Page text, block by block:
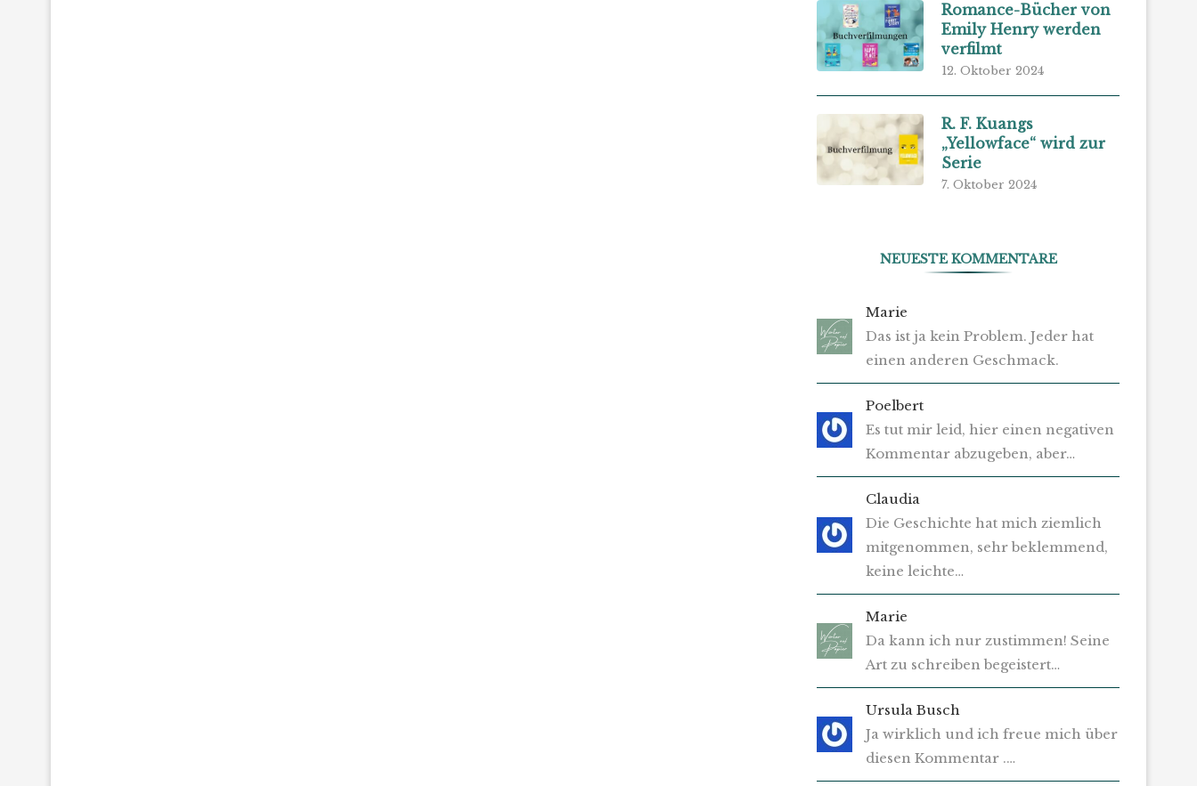
Romance-Bücher von
Emily Henry werden
verfilmt
12. Oktober 2024
R. F. Kuangs
„Yellowface“ wird zur
Serie
7. Oktober 2024
NEUESTE KOMMENTARE
Marie
Das ist ja kein Problem. Jeder hat
einen anderen Geschmack.
Poelbert
Es tut mir leid, hier einen negativen
Kommentar abzugeben, aber…
Claudia
Die Geschichte hat mich ziemlich
mitgenommen, sehr beklemmend,
keine leichte…
Marie
Da kann ich nur zustimmen! Seine
Art zu schreiben begeistert…
Ursula Busch
Ja wirklich und ich freue mich über
diesen Kommentar .…